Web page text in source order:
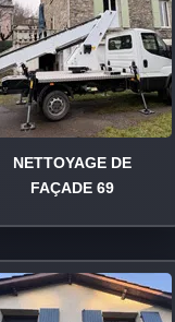
NETTOYAGE DE
FAÇADE 69